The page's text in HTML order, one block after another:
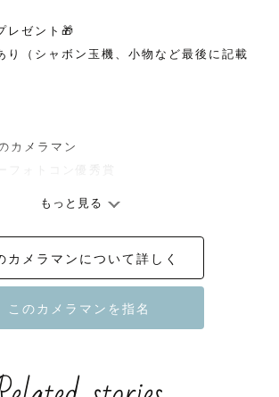
レゼント🎁
（シャボン玉機、小物など最後に記載
カメラマン
フォトコン優秀賞
の中からカメラマンページにアクセスし
とうございます。
しての思いが届くように自己紹介しま
もっと見る
カメラマンについて詳しく